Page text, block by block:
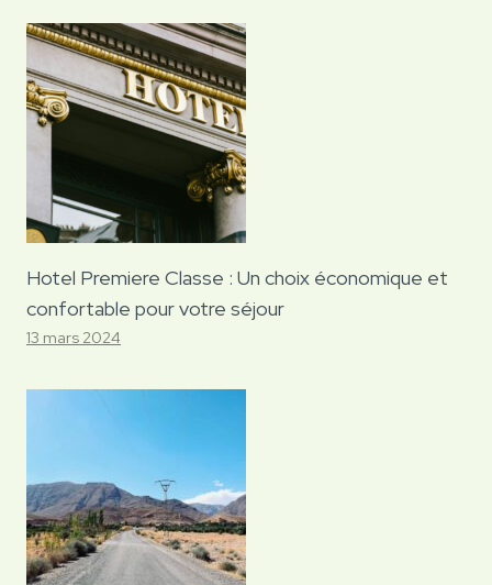
Hotel Premiere Classe : Un choix économique et
confortable pour votre séjour
13 mars 2024